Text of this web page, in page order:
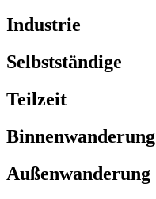
Industrie
Selbstständige
Teilzeit
Binnenwanderung
Außenwanderung